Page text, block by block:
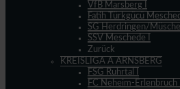
VfB Marsberg I
Fatih Türkgücü
SG Herdringen/
SSV Meschede I
Zurück
KREISLIGA A ARNSBERG
FSG Ruhrtal I
FC Neheim-Erlenbruch I